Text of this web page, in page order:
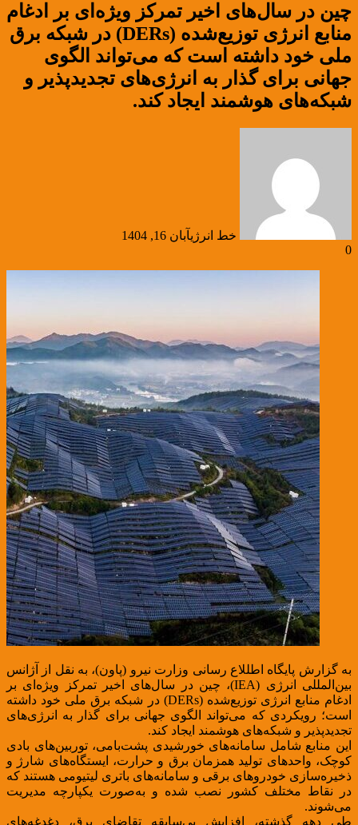
چین در سال‌های اخیر تمرکز ویژه‌ای بر ادغام
منابع انرژی توزیع‌شده (DERs) در شبکه برق
ملی خود داشته است که می‌تواند الگوی
جهانی برای گذار به انرژی‌های تجدیدپذیر و
شبکه‌های هوشمند ایجاد کند.
خط انرژیآبان 16, 1404
0
به گزارش پایگاه اطللاع رسانی وزارت نیرو (پاون)، به نقل از آژانس
بین‌المللی انرژی (IEA)، چین در سال‌های اخیر تمرکز ویژه‌ای بر
ادغام منابع انرژی توزیع‌شده (DERs) در شبکه برق ملی خود داشته
است؛ رویکردی که می‌تواند الگوی جهانی برای گذار به انرژی‌های
تجدیدپذیر و شبکه‌های هوشمند ایجاد کند.
این منابع شامل سامانه‌های خورشیدی پشت‌بامی، توربین‌های بادی
کوچک، واحدهای تولید همزمان برق و حرارت، ایستگاه‌های شارژ و
ذخیره‌سازی خودروهای برقی و سامانه‌های باتری لیتیومی هستند که
در نقاط مختلف کشور نصب شده و به‌صورت یکپارچه مدیریت
می‌شوند.
طی دهه گذشته، افزایش بی‌سابقه تقاضای برق، دغدغه‌های